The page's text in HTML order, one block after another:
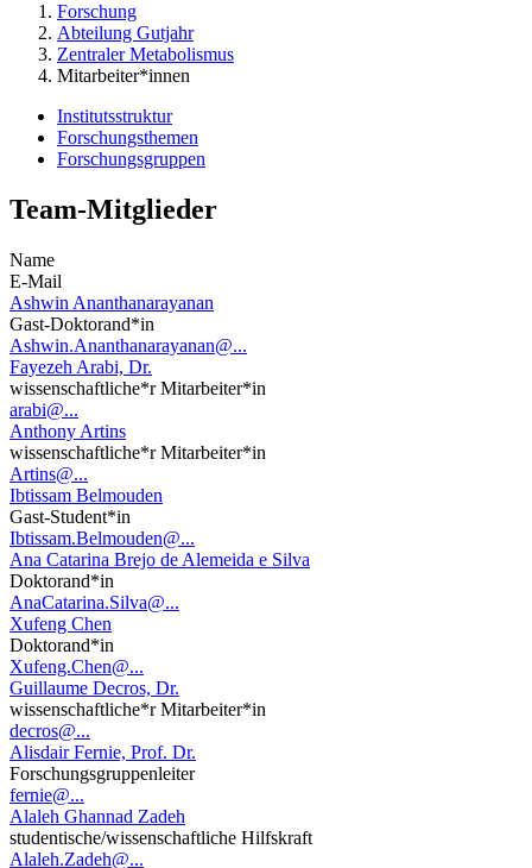
Forschung
Abteilung Gutjahr
Zentraler Metabolismus
Mitarbeiter*innen
Institutsstruktur
Forschungsthemen
Forschungsgruppen
Team-Mitglieder
Name
E-Mail
Ashwin Ananthanarayanan
Gast-Doktorand*in
Ashwin.Ananthanarayanan@...
Fayezeh Arabi, Dr.
wissenschaftliche*r Mitarbeiter*in
arabi@...
Anthony Artins
wissenschaftliche*r Mitarbeiter*in
Artins@...
Ibtissam Belmouden
Gast-Student*in
Ibtissam.Belmouden@...
Ana Catarina Brejo de Alemeida e Silva
Doktorand*in
AnaCatarina.Silva@...
Xufeng Chen
Doktorand*in
Xufeng.Chen@...
Guillaume Decros, Dr.
wissenschaftliche*r Mitarbeiter*in
decros@...
Alisdair Fernie, Prof. Dr.
Forschungsgruppenleiter
fernie@...
Alaleh Ghannad Zadeh
studentische/wissenschaftliche Hilfskraft
Alaleh.Zadeh@...